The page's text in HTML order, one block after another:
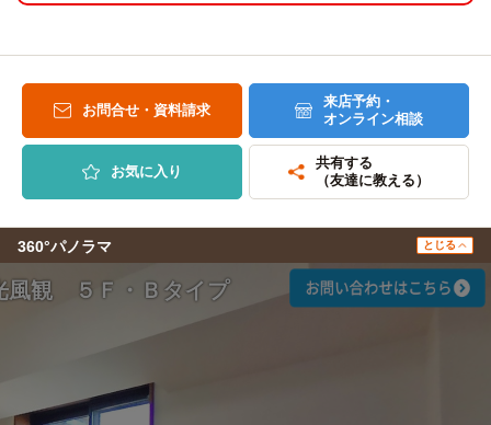
お問合せ・資料請求
来店予約・
オンライン相談
お気に入り
共有する
（友達に教える）
360°パノラマ とじる